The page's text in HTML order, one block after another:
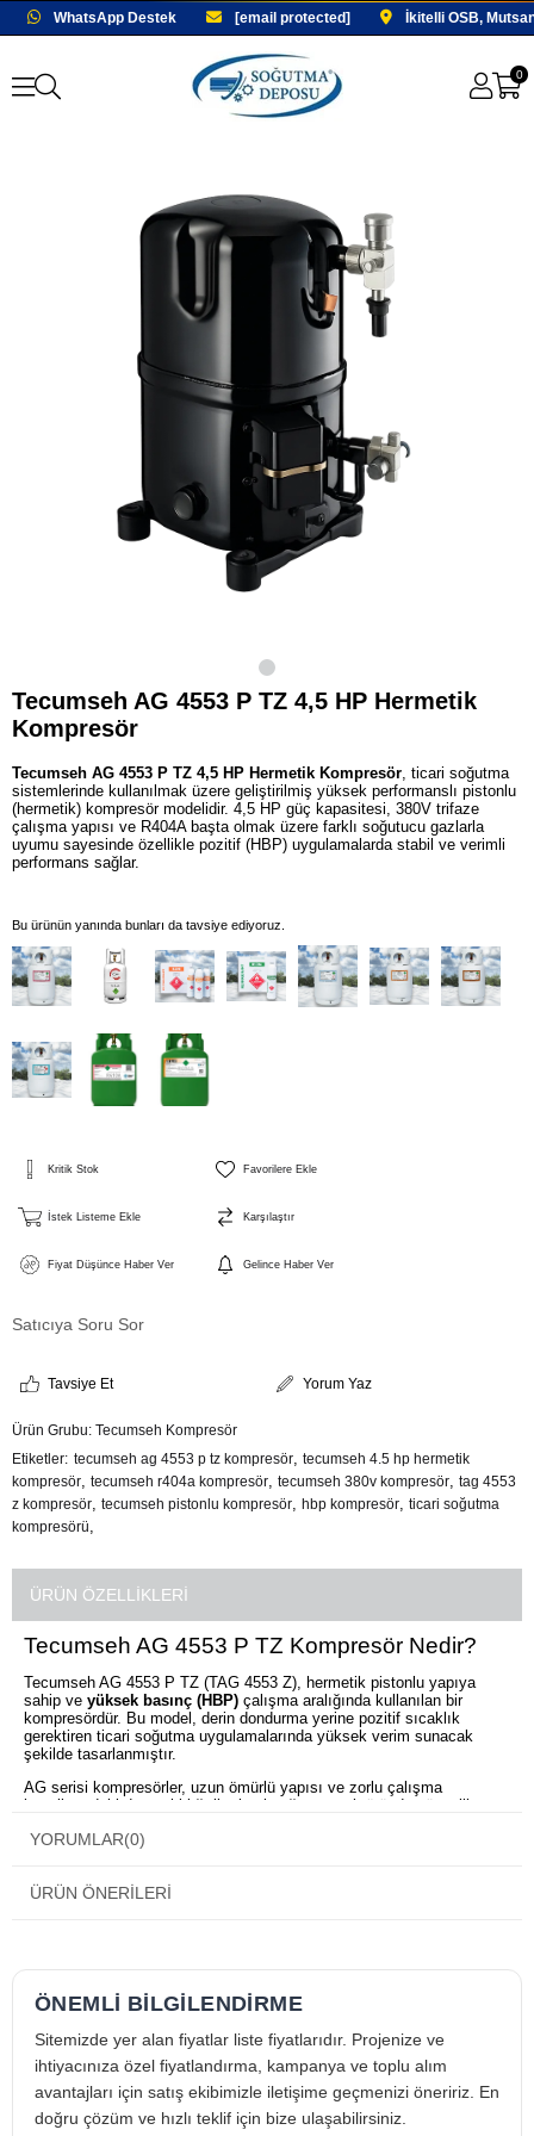
WhatsApp Destek [email protected] İkitelli OSB, Mutsan
0
Tecumseh AG 4553 P TZ 4,5 HP Hermetik
Kompresör
Tecumseh AG 4553 P TZ 4,5 HP Hermetik Kompresör , ticari soğutma
sistemlerinde kullanılmak üzere geliştirilmiş yüksek performanslı pistonlu
(hermetik) kompresör modelidir. 4,5 HP güç kapasitesi, 380V trifaze
çalışma yapısı ve R404A başta olmak üzere farklı soğutucu gazlarla
uyumu sayesinde özellikle pozitif (HBP) uygulamalarda stabil ve verimli
performans sağlar.
Bu ürünün yanında bunları da tavsiye ediyoruz.
Kritik Stok Favorilere Ekle
İstek Listeme Ekle Karşılaştır
Fiyat Düşünce Haber Ver Gelince Haber Ver
Satıcıya Soru Sor
Tavsiye Et Yorum Yaz
Ürün Grubu: Tecumseh Kompresör
Etiketler tecumseh ag 4553 p tz kompresör tecumseh 4.5 hp hermetik
kompresör tecumseh r404a kompresör tecumseh 380v kompresör tag 4553
z kompresör tecumseh pistonlu kompresör hbp kompresör ticari soğutma
kompresörü
ÜRÜN ÖZELLIKLERI
Tecumseh AG 4553 P TZ Kompresör Nedir?
Tecumseh AG 4553 P TZ (TAG 4553 Z), hermetik pistonlu yapıya
sahip ve yüksek basınç (HBP) çalışma aralığında kullanılan bir
kompresördür. Bu model, derin dondurma yerine pozitif sıcaklık
gerektiren ticari soğutma uygulamalarında yüksek verim sunacak
şekilde tasarlanmıştır.
AG serisi kompresörler, uzun ömürlü yapısı ve zorlu çalışma
koşullarındaki dayanıklılığı ile ticari soğutma sektöründe güvenilir
Çıkan Özellikleri
Öne çıkan avantajları:
güçlü 3 faz motor yapısı
stabil ve kesintisiz çalışma
düşük bakım ihtiyacı
YORUMLAR(0)
ÜRÜN ÖNERILERI
ÖNEMLİ BİLGİLENDİRME
Sitemizde yer alan fiyatlar liste fiyatlarıdır. Projenize ve
ihtiyacınıza özel fiyatlandırma, kampanya ve toplu alım
avantajları için satış ekibimizle iletişime geçmenizi öneririz. En
doğru çözüm ve hızlı teklif için bize ulaşabilirsiniz.